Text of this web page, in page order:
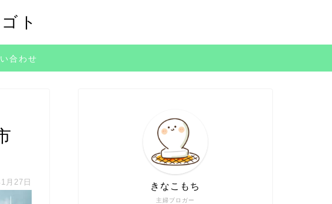
ト
合わせ
月27日
主婦ブロガー
きなこもち